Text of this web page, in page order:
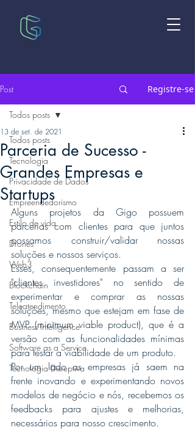
Post Registre-se
Todos posts
Tecnologia
Privacidade de Dados
Empreendedorismo
Estilo de vida
Drones
Web3
Blockchain
Teleatendimento
Business Intelligence
Software as a Service
Tecnologia Disruptiva
Todos posts
Parceria de Sucesso -
Grandes Empresas e
Startups
13 de set. de 2021
Alguns projetos da Gigo possuem
parcerias com clientes para que juntos
possamos construir/validar nossas
soluções e nossos serviços.
Esses, consequentemente passam a ser
"clientes investidores" no sentido de
experimentar e comprar as nossas
soluções, mesmo que estejam em fase de
MVP (minimum viable product), que é a
versão com as funcionalidades mínimas
para testar a viabilidade de um produto.
Por um lado as empresas já saem na
frente inovando e experimentando novos
modelos de negócio e nós, recebemos os
feedbacks para ajustes e melhorias,
necessários para nosso crescimento.